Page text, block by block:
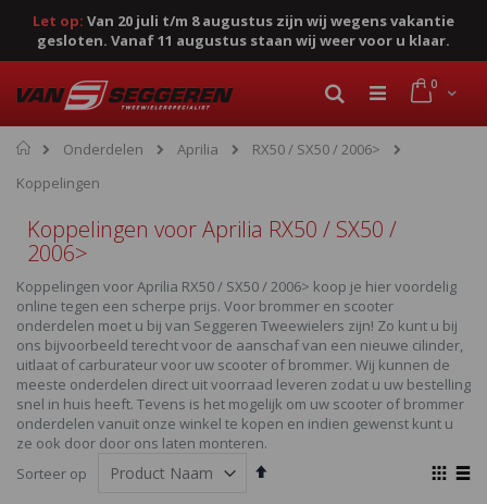
Let op: Van 20 juli t/m 8 augustus zijn wij wegens vakantie
gesloten. Vanaf 11 augustus staan wij weer voor u klaar.
naar
de
inhoud
Cart
0
Zoek
Home
Onderdelen Aprilia
RX50 / SX50 / 2006>
Koppelingen
Koppelingen voor Aprilia RX50 / SX50 /
2006>
Koppelingen voor Aprilia RX50 / SX50 / 2006> koop je hier voordelig
online tegen een scherpe prijs. Voor brommer en scooter
onderdelen moet u bij van Seggeren Tweewielers zijn! Zo kunt u bij
ons bijvoorbeeld terecht voor de aanschaf van een nieuwe cilinder,
uitlaat of carburateur voor uw scooter of brommer. Wij kunnen de
meeste onderdelen direct uit voorraad leveren zodat u uw bestelling
snel in huis heeft. Tevens is het mogelijk om uw scooter of brommer
onderdelen vanuit onze winkel te kopen en indien gewenst kunt u
ze ook door door ons laten monteren.
Sorteer op
Van